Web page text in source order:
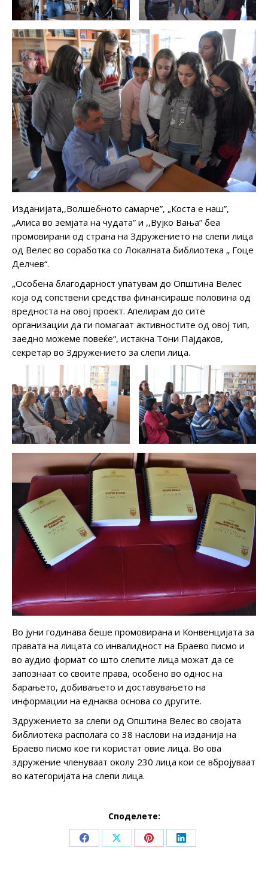
Изданијата,,Волшебното самарче”, „Коста е наш”,
„Алиса во земјата на чудата” и ,,Вујко Вања” беа
промовирани од страна на Здружението на слепи лица
од Велес во соработка со Локалната библиотека „ Гоце
Делчев“.
„Особена благодарност упатувам до Општина Велес
која од сопствени средства финансираше половина од
вредноста на овој проект. Апелирам до сите
организации да ги помагаат активностите од овој тип,
заедно можеме повеќе“, истакна Тони Пајдаков,
секретар во Здружението за слепи лица.
Во јуни годинава беше промовирана и Конвенцијата за
правата на лицата со инвалидност на Браево писмо и
во аудио формат со што слепите лица можат да се
запознаат со своите права, особено во однос на
барањето, добивањето и доставувањето на
информации на еднаква основа со другите.
Здружението за слепи од Општина Велес во својата
библиотека располага со 38 наслови на изданија на
Браево писмо кое ги користат овие лица. Во ова
здружение членуваат околу 230 лица кои се вбројуваат
во категоријата на слепи лица.
Споделете:
Share Share Share Share